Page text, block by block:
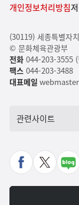
개인정보처리방침
(30119) 세종특별자
© 문화체육관광부
전화044-203-3555 (
팩스 044-203-3488
대표메일
관련사이트
페
X
네